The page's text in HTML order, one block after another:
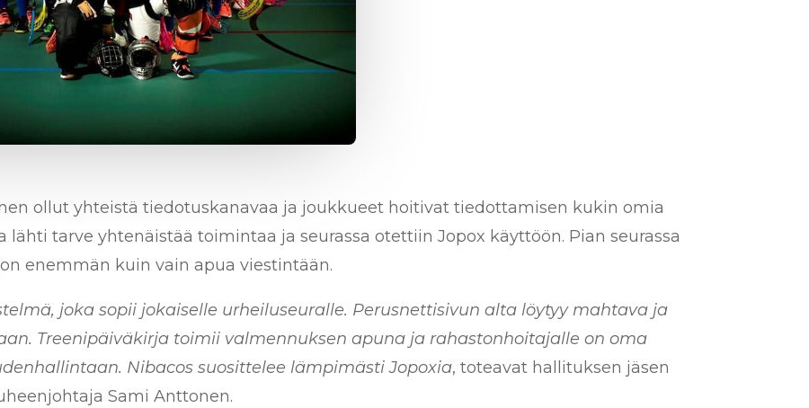
ollut yhteistä tiedotuskanavaa ja joukkueet hoitivat tiedottamisen kukin omia
lähti tarve yhtenäistää toimintaa ja seurassa otettiin Jopox käyttöön. Pian seurassa
enemmän kuin vain apua viestintään.
joka sopii jokaiselle urheiluseuralle. Perusnettisivun alta löytyy mahtava ja
Treenipäiväkirja toimii valmennuksen apuna ja rahastonhoitajalle on oma
Nibacos suosittelee lämpimästi Jopoxia, toteavat hallituksen jäsen
Sami Anttonen.